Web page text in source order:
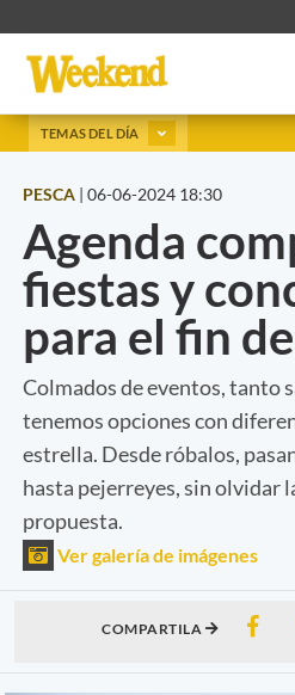
TEMAS DEL DÍA
PESCA | 06-06-2024 18:30
Agenda
fiestas y
para el fin
Colmados de eventos, tanto
tenemos opciones con
estrella. Desde róbalos,
hasta pejerreyes, sin olvidar
propuesta.
Ver galería de imágenes
COMPARTILA